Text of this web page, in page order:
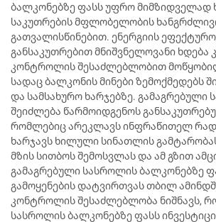
ბალკონებზე ფასს უფრო მიმზიდველად
საკუთრების მფლობელობის
გათვალისწინებით. ენერგიის
განსაკუთრებით მნიშვნელოვანი ხდება
კონტროლის შესაძლებლობით
სადაც ბალკონის მინები ზემოქმედებს
და სამსახურო ხარჯებზე. გამაგრებული
შეიძლება წარმოიდგენოს
რომლებიც არეკლავს ინფრაწითელ
ხარჯავს ხილული სინათლის
მზის სითბოს შემოსვლას და ამ გზით
გამაგრებული სასროლის ბალკონებზე
გამოყენების დატვირთვას თბილ
კონტროლის შესაძლებლობა ნიშნავს,
სასროლის ბალკონებზე ფასს